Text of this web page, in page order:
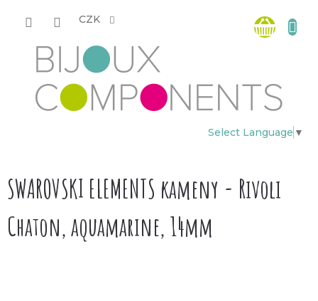
CZK
Select Language ▼
košík
SWAROVSKI ELEMENTS kameny - Rivoli
Chaton, aquamarine, 14mm